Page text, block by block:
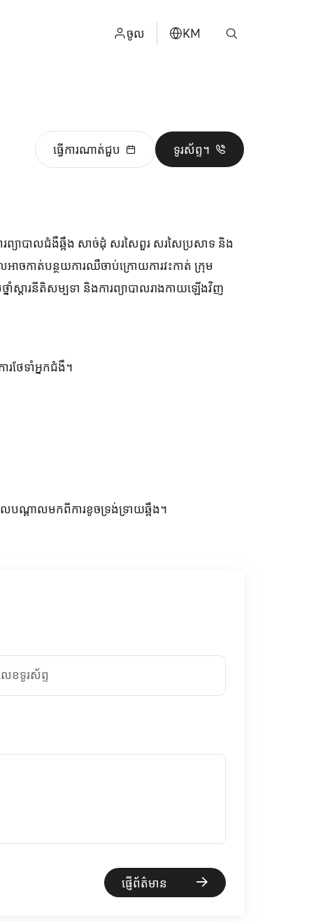
ចូល KM
中文
ធ្វើការណាត់ជួប ទូរស័ព្ទ។
ព្យាបាលជំងឺឆ្អឹង សាច់ដុំ សរសៃពួរ សរសៃប្រសាទ និង
លអាចកាត់បន្ថយការឈឺចាប់ក្រោយការវះកាត់ ក្រុម
ស្តារនីតិសម្បទា និងការព្យាបាលរាងកាយឡើងវិញ
រថែទាំអ្នកជំងឺ។
ែលបណ្តាលមកពីការខូចទ្រង់ទ្រាយឆ្អឹង។
េខទូរស័ព្ទ
ផ្ញើព័ត៌មាន